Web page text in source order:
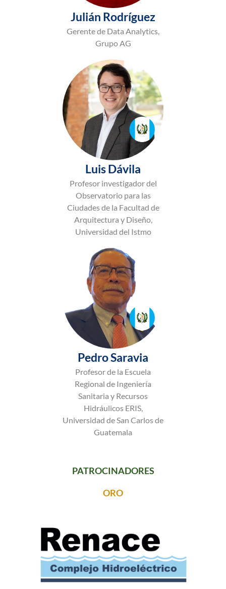
Julián Rodríguez
Gerente de Data Analytics,
Grupo AG
Luis Dávila
Profesor investigador del
Observatorio para las
Ciudades de la Facultad de
Arquitectura y Diseño,
Universidad del Istmo
Pedro Saravia
Profesor de la Escuela
Regional de Ingeniería
Sanitaria y Recursos
Hidráulicos ERIS,
Universidad de San Carlos de
Guatemala
PATROCINADORES
ORO